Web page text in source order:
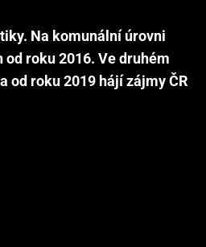
Na komunální úrovni
roku 2016. Ve druhém
od roku 2019 hájí zájmy ČR